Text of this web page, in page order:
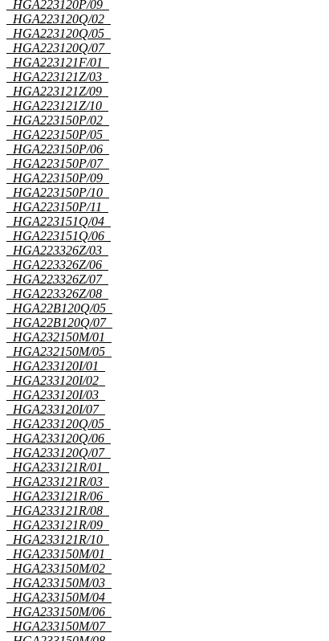
HGA223120P/09
HGA223120Q/02
HGA223120Q/05
HGA223120Q/07
HGA223121F/01
HGA223121Z/03
HGA223121Z/09
HGA223121Z/10
HGA223150P/02
HGA223150P/05
HGA223150P/06
HGA223150P/07
HGA223150P/09
HGA223150P/10
HGA223150P/11
HGA223151Q/04
HGA223151Q/06
HGA223326Z/03
HGA223326Z/06
HGA223326Z/07
HGA223326Z/08
HGA22B120Q/05
HGA22B120Q/07
HGA232150M/01
HGA232150M/05
HGA233120I/01
HGA233120I/02
HGA233120I/03
HGA233120I/07
HGA233120Q/05
HGA233120Q/06
HGA233120Q/07
HGA233121R/01
HGA233121R/03
HGA233121R/06
HGA233121R/08
HGA233121R/09
HGA233121R/10
HGA233150M/01
HGA233150M/02
HGA233150M/03
HGA233150M/04
HGA233150M/06
HGA233150M/07